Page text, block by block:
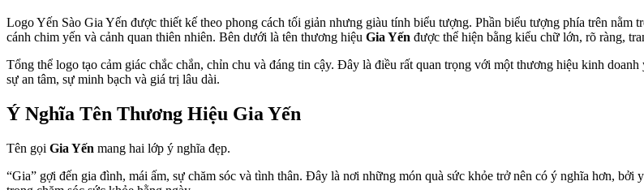
Logo Yến Sào Gia Yến được thiết kế theo phong cách tối giản nhưng giàu tính biểu tượng. Phần biểu tượng phía trên
cánh chim yến và cảnh quan thiên nhiên. Bên dưới là tên thương hiệu Gia Yến được thể hiện bằng kiểu chữ lớn, rõ ràng,
Tổng thể logo tạo cảm giác chắc chắn, chỉn chu và đáng tin cậy. Đây là điều rất quan trọng với một thương hiệu kinh
sự an tâm, sự minh bạch và giá trị lâu dài.
Ý Nghĩa Tên Thương Hiệu Gia Yến
Tên gọi Gia Yến mang hai lớp ý nghĩa đẹp.
“Gia” gợi đến gia đình, mái ấm, sự chăm sóc và tình thân. Đây là nơi những món quà sức khỏe trở nên có ý nghĩa hơn,